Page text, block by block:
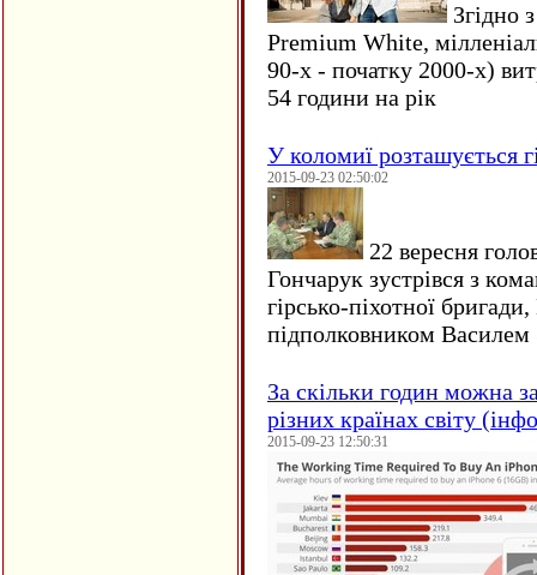
Згідно
Premium White,
90-х - початку 2000-х)
54 години на рік
У коломиї розташується
2015-09-23 02:50:02
22 вересня
Гончарук зустрівся з
гірсько-піхотної
підполковником
За скільки годин можна
різних країнах світу
2015-09-23 12:50:31